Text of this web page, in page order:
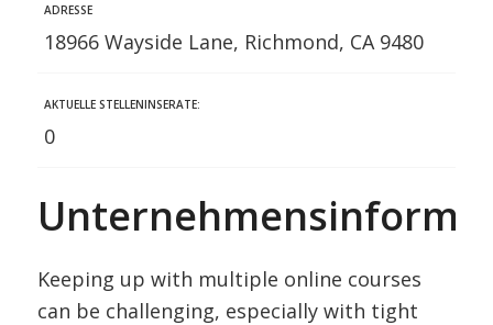
ADRESSE
18966 Wayside Lane, Richmond, CA 9480
AKTUELLE STELLENINSERATE:
0
Keeping up with multiple online courses
can be challenging, especially with tight